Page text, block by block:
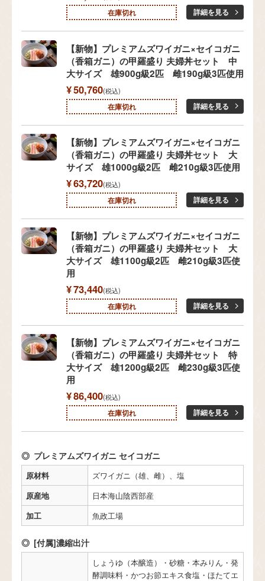
在庫切れ 詳細を見る
【新物】プレミアムズワイガニ×セイコガニ
（香箱ガニ）の甲羅盛り 夫婦丼セット 中
大サイズ 雄900g級2匹 雌190g級3匹使用
¥50,760 税込
在庫切れ 詳細を見る
【新物】プレミアムズワイガニ×セイコガニ
（香箱ガニ）の甲羅盛り 夫婦丼セット 大
サイズ 雄1000g級2匹 雌210g級3匹使用
¥63,720 税込
在庫切れ 詳細を見る
【新物】プレミアムズワイガニ×セイコガニ
（香箱ガニ）の甲羅盛り 夫婦丼セット 大
大サイズ 雄1100g級2匹 雌210g級3匹使
用
¥73,440 税込
在庫切れ 詳細を見る
【新物】プレミアムズワイガニ×セイコガニ
（香箱ガニ）の甲羅盛り 夫婦丼セット 特
大サイズ 雄1200g級2匹 雌230g級3匹使
用
¥86,400 税込
在庫切れ 詳細を見る
プレミアムズワイガニ セイコガニ
原材料
ズワイガニ（雄、雌）、塩
原産地
日本海山陰西部産
加工
魚政工場
[付属]濃縮出汁
しょうゆ（本醸造）・砂糖・本みりん・発
酵調味料・かつお節エキス食塩・ほたてエ